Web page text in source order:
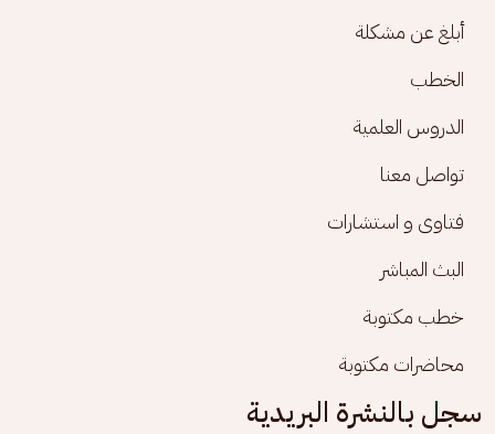
أبلغ عن مشكلة
الخطب
الدروس العلمية
تواصل معنا
فتاوى و استشارات
البث المباشر
خطب مكتوبة
محاضرات مكتوبة
سجل بالنشرة البريدية